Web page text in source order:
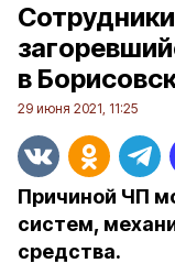
в
29 июня 2021, 11:25
Причиной ЧП
систем,
средства.